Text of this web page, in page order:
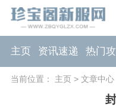
主页 资讯速递 热门
当前位置： 主页> 文章中心